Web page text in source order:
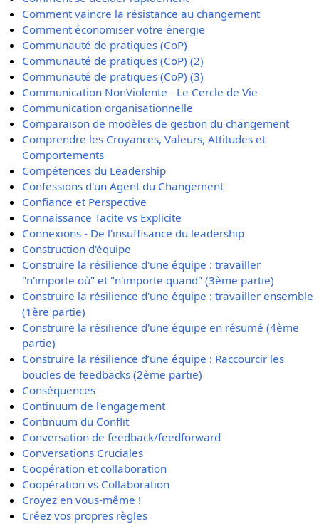
Comment vaincre la résistance au changement
Comment économiser votre énergie
Communauté de pratiques (CoP)
Communauté de pratiques (CoP) (2)
Communauté de pratiques (CoP) (3)
Communication NonViolente - Le Cercle de Vie
Communication organisationnelle
Comparaison de modèles de gestion du changement
Comprendre les Croyances, Valeurs, Attitudes et
Comportements
Compétences du Leadership
Confessions d'un Agent du Changement
Confiance et Perspective
Connaissance Tacite vs Explicite
Connexions - De l'insuffisance du leadership
Construction d'équipe
Construire la résilience d'une équipe : travailler
"n'importe où" et "n'importe quand" (3ème partie)
Construire la résilience d'une équipe : travailler ensemble
(1ère partie)
Construire la résilience d'une équipe en résumé (4ème
partie)
Construire la résilience d’une équipe : Raccourcir les
boucles de feedbacks (2ème partie)
Conséquences
Continuum de l'engagement
Continuum du Conflit
Conversation de feedback/feedforward
Conversations Cruciales
Coopération et collaboration
Coopération vs Collaboration
Croyez en vous-même !
Créez vos propres règles